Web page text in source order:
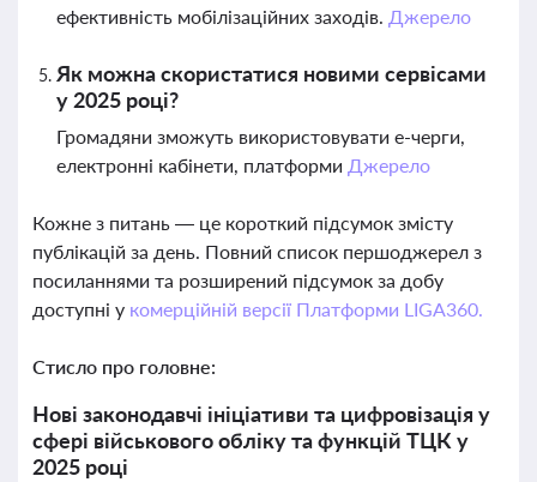
ефективність мобілізаційних заходів. Джерело
Як можна скористатися новими сервісами
у 2025 році?
Громадяни зможуть використовувати е-черги,
електронні кабінети, платформи Джерело
Кожне з питань — це короткий підсумок змісту
публікацій за день. Повний список першоджерел з
посиланнями та розширений підсумок за добу
доступні у комерційній версії Платформи LIGA360.
Стисло про головне:
Нові законодавчі ініціативи та цифровізація у
сфері військового обліку та функцій ТЦК у
2025 році